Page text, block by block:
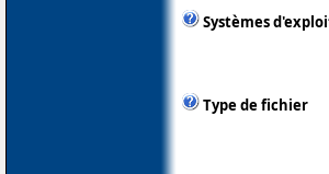
Systèmes
Type de fichier